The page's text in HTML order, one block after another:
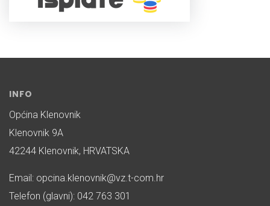
INFO
Općina Klenovnik
Klenovnik 9A
42244 Klenovnik, HRVATSKA
Email: opcina.klenovnik@vz.t-com.hr
Telefon (glavni): 042 763 301